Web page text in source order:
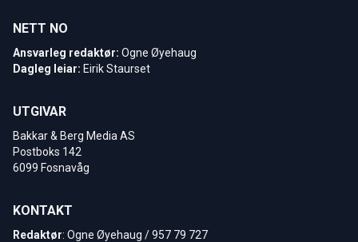
NETT NO
Ansvarleg redaktør: Ogne Øyehaug
Dagleg leiar: Eirik Staurset
UTGIVAR
Bakkar & Berg Media AS
Postboks 142
6099 Fosnavåg
KONTAKT
Redaktør: Ogne Øyehaug / 957 79 727